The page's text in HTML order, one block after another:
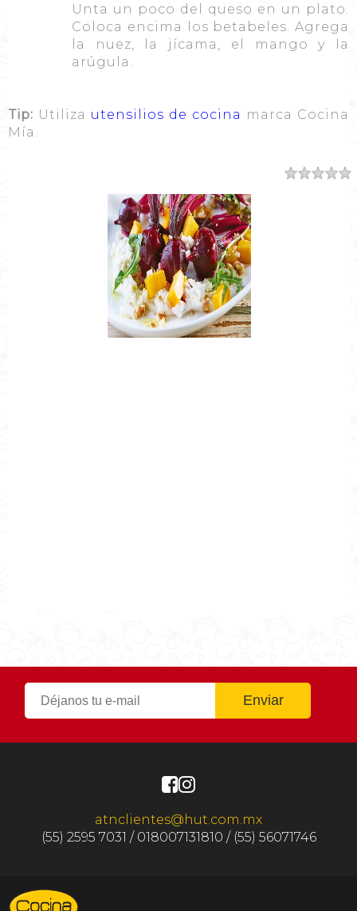
Unta un poco del queso en un plato.
Coloca encima los betabeles. Agrega
la nuez, la jícama, el mango y la
arúgula.
Tip: Utiliza utensilios de cocina marca Cocina
Mía.
atnclientes@hut.com.mx
(55) 2595 7031 / 018007131810 / (55) 56071746